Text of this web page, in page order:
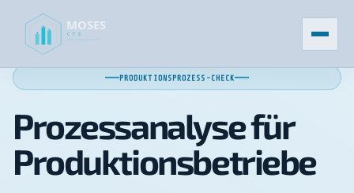
PRODUKTIONSPROZESS-CHECK
Prozessanalyse für
Produktionsbetriebe